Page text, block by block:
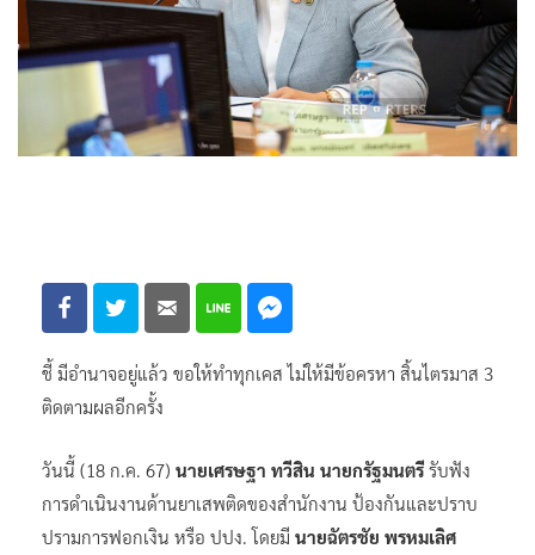
ชี้ มีอำนาจอยู่แล้ว ขอให้ทำทุกเคส ไม่ให้มีข้อครหา สิ้นไตรมาส 3
ติดตามผลอีกครั้ง
วันนี้ (18 ก.ค. 67) นายเศรษฐา ทวีสิน นายกรัฐมนตรี รับฟัง
การดำเนินงานด้านยาเสพติดของสำนักงาน ป้องกันและปราบ
ปรามการฟอกเงิน หรือ ปปง. โดยมี นายฉัตรชัย พรหมเลิศ